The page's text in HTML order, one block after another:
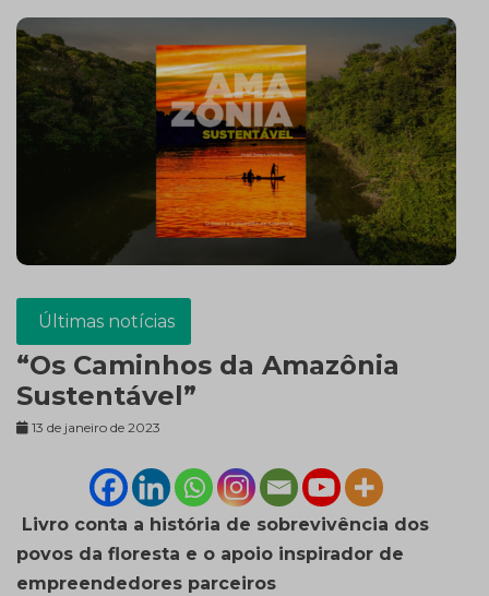
Últimas notícias
“Os Caminhos da Amazônia
Sustentável”
13 de janeiro de 2023
Livro conta a história de sobrevivência dos
povos da floresta e o apoio inspirador de
empreendedores parceiros